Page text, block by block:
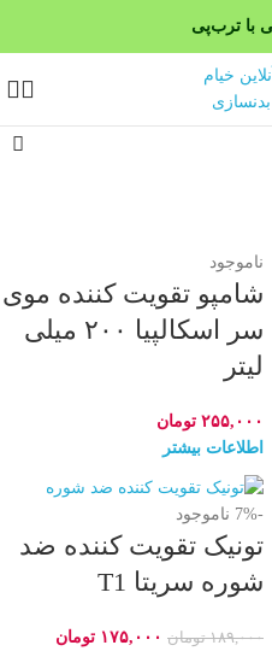
با ترب‌پی
بدون سود
ناموجود
شامپو تقویت کننده موی
سر اسکالپیا ۲۰۰ میلی
لیتر
۲۵۵,۰۰۰ تومان
اطلاعات بیشتر
-7% ناموجود
تونیک تقویت کننده ضد
شوره سریتا T1
۱۸۹,۰۰۰ تومان ۱۷۵,۰۰۰ تومان